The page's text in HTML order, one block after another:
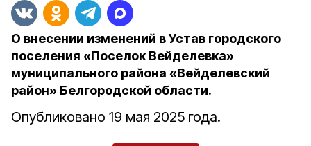
О внесении изменений в Устав городского
поселения «Поселок Вейделевка»
муниципального района «Вейделевский
район» Белгородской области.
Опубликовано 19 мая 2025 года.